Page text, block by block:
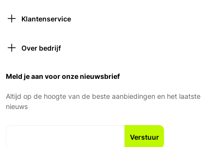
Dinsdag: 9:00 – 18:00
gesloten om 18:00)
Zondag: Gesloten
Klantenservice
Verzekeringen
Over bedrijf
Ons Team
Nieuws en blogs
Fiets leasen
Meld je aan voor onze nieuwsbrief
Altijd op de hoogte van de beste aanbiedingen en het laatste
nieuws